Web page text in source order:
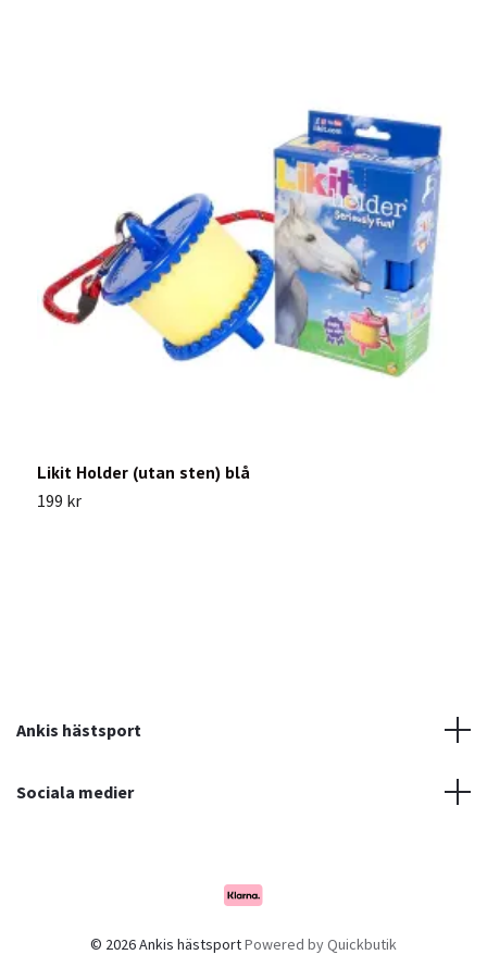
Likit Holder (utan sten) blå
199 kr
Ankis hästsport
Sociala medier
© 2026 Ankis hästsportPowered by Quickbutik